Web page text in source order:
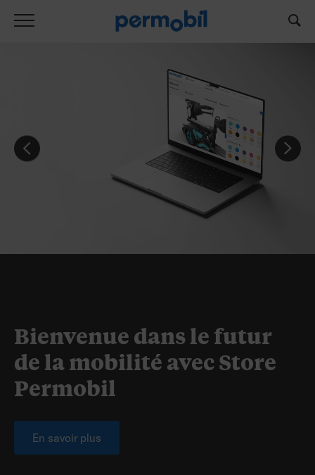
Bienvenue dans le futur
de la mobilité avec Store
Permobil
En savoir plus